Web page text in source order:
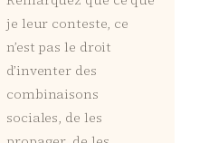
je leur conteste, ce
n’est pas le droit
d’inventer des
combinaisons
sociales, de les